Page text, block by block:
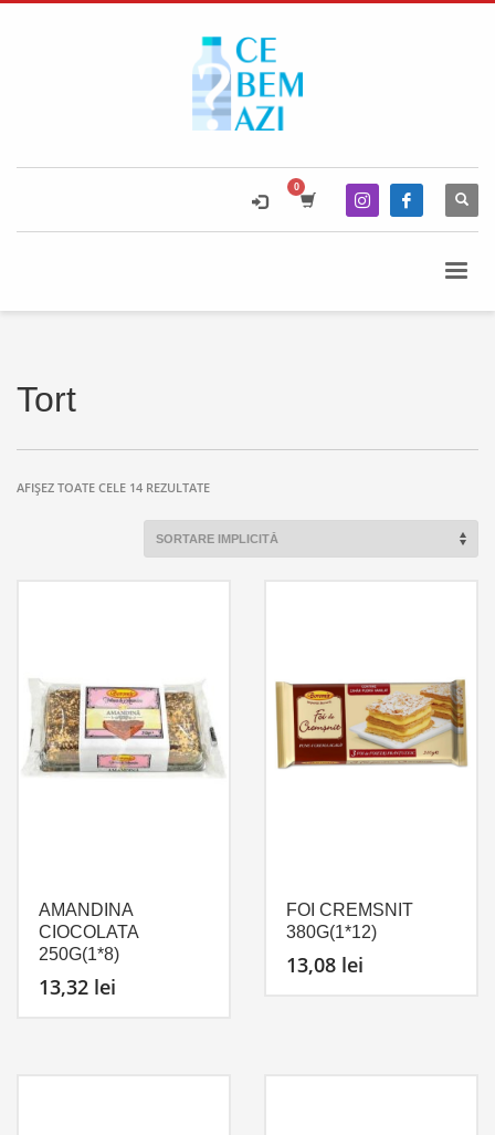
Tort
AFIȘEZ TOATE CELE 14 REZULTATE
AMANDINA
CIOCOLATA
250G(1*8)
13,32 lei
FOI CREMSNIT
380G(1*12)
13,08 lei